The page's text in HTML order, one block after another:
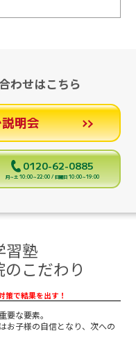
わせはこちら
明会
0120-62-0885
月～土 10:00～22:00 / 日曜日 10:00～19:00
習塾
こだわり
で結果を出す！
な要素。
お子様の自信となり、次への